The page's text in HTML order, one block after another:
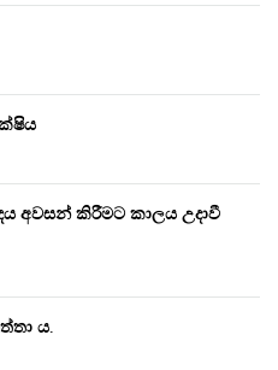
අවසන් කිරීමට කාලය උදාවී
ය.